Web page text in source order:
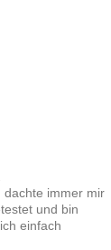
dachte immer mir
und bin
einfach